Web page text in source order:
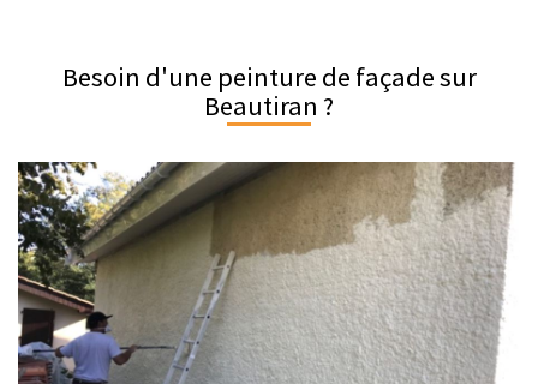
Besoin d'une peinture de façade sur
Beautiran ?